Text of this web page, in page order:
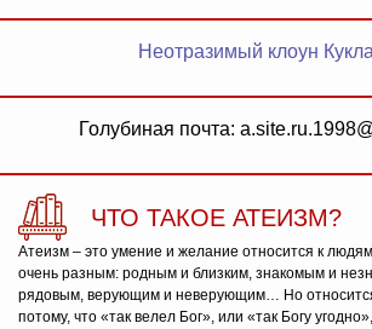
Неотразимый клоун
Голубиная почта:
ЧТО ТАКОЕ АТЕИЗМ?
Атеизм – это умение и желание относится к
очень разным: родным и близким, знакомым и
рядовым, верующим и неверующим… Но
потому, что «так велел Бог», или «так Богу